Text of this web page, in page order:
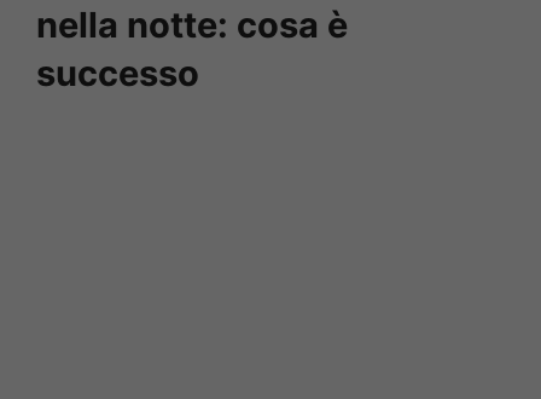
nella notte: cosa è
successo